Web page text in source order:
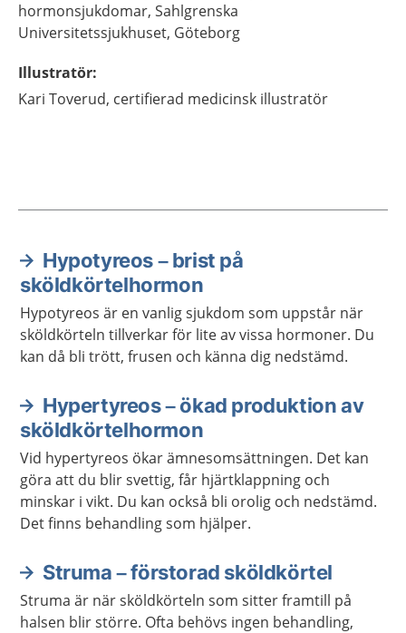
hormonsjukdomar, Sahlgrenska
Universitetssjukhuset, Göteborg
Illustratör:
Kari Toverud, certifierad medicinsk illustratör
Aktuella artiklar
Hypotyreos – brist på
sköldkörtelhormon
Hypotyreos är en vanlig sjukdom som uppstår när
sköldkörteln tillverkar för lite av vissa hormoner. Du
kan då bli trött, frusen och känna dig nedstämd.
Hypertyreos – ökad produktion av
sköldkörtelhormon
Vid hypertyreos ökar ämnesomsättningen. Det kan
göra att du blir svettig, får hjärtklappning och
minskar i vikt. Du kan också bli orolig och nedstämd.
Det finns behandling som hjälper.
Struma – förstorad sköldkörtel
Struma är när sköldkörteln som sitter framtill på
halsen blir större. Ofta behövs ingen behandling,